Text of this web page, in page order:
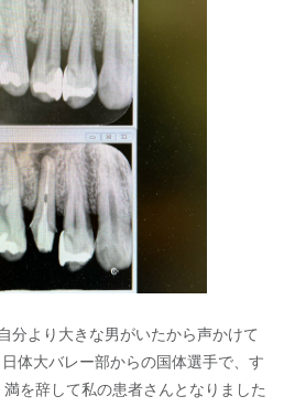
分より大きな男がいたから声かけて
体大バレー部からの国体選手で、す
を辞して私の患者さんとなりました